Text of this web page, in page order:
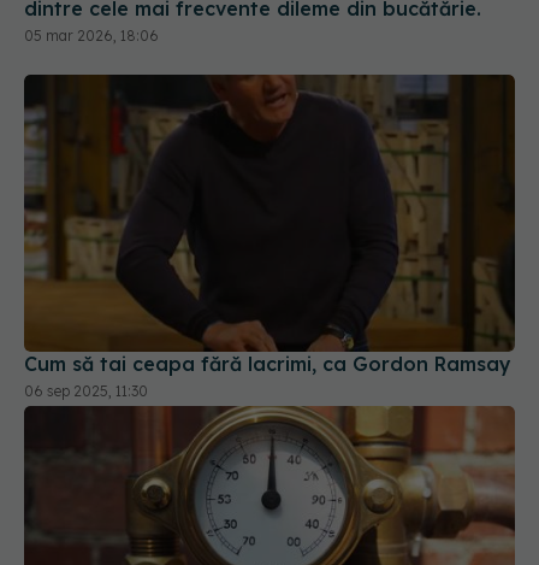
Cum să tai ceapa fără lacrimi, ca Gordon Ramsay